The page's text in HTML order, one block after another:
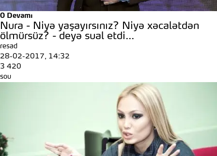
0 Devamı
Nura - Niyə yaşayırsınız? Niyə xəcalətdən
ölmürsüz? - deyə sual etdi...
resad
28-02-2017, 14:32
3 420
sou